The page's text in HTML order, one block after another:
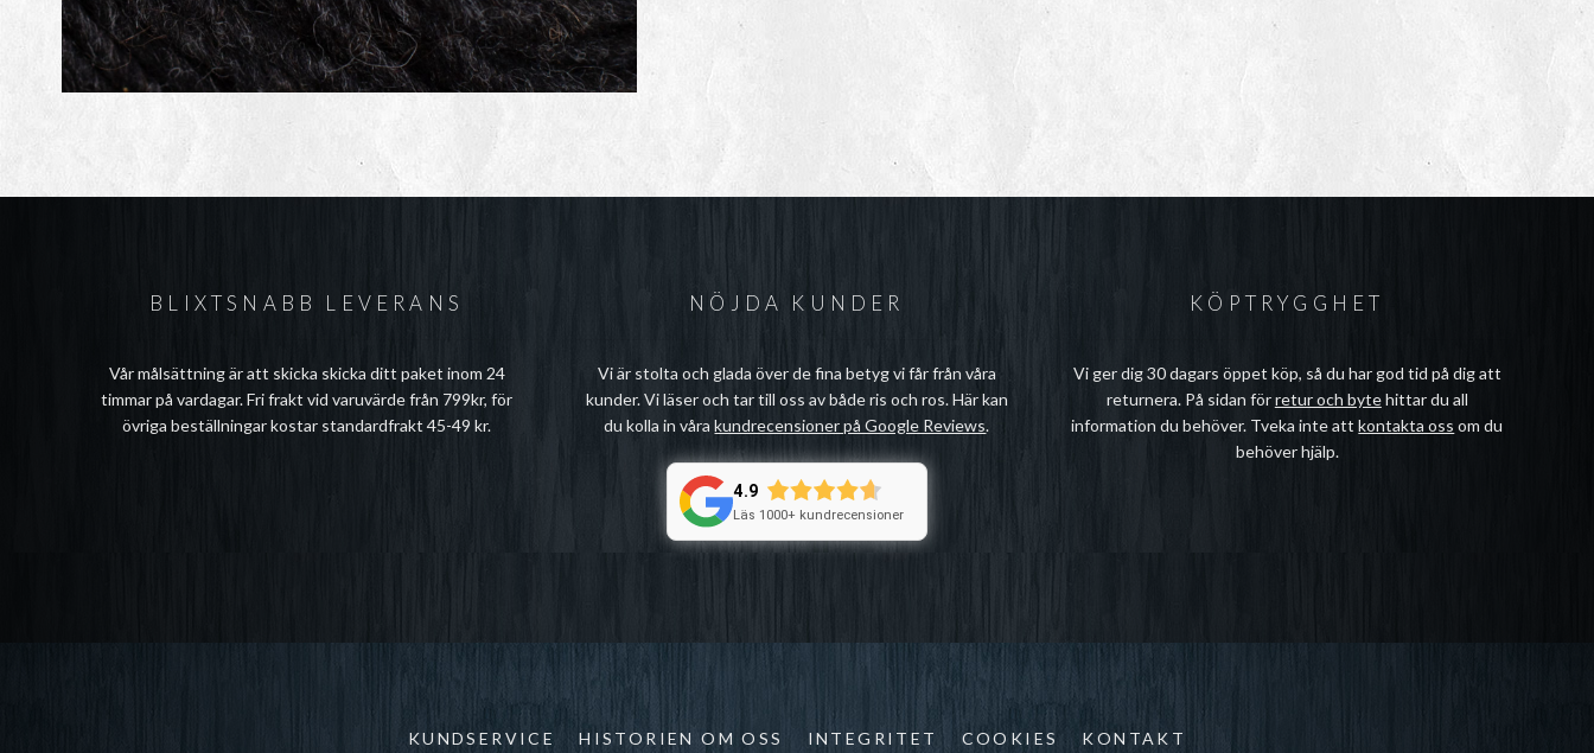
BLIXTSNABB LEVERANS
Vår målsättning är att skicka skicka ditt paket inom 24
timmar på vardagar. Fri frakt vid varuvärde från 799kr, för
övriga beställningar kostar standardfrakt 45-49 kr.
NÖJDA KUNDER
Vi är stolta och glada över de fina betyg vi får från våra
kunder. Vi läser och tar till oss av både ris och ros. Här kan
du kolla in vårakundrecensioner på Google Reviews.
4.9
Läs 1000+ kundrecensioner
KÖPTRYGGHET
Vi ger dig 30 dagars öppet köp, så du har god tid på dig att
returnera. På sidan förretur och bytehittar du all
information du behöver. Tveka inte attkontakta oss om du
behöver hjälp.
KUNDSERVICE HISTORIEN OM OSS INTEGRITET COOKIES KONTAKT